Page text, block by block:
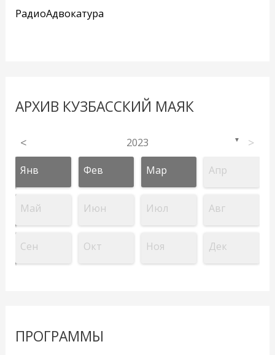
РадиоАдвокатура
АРХИВ КУЗБАССКИЙ МАЯК
< 2023 ▼ >
Янв Фев Мар Апр
Май Июн Июл Авг
Сен Окт Ноя Дек
ПРОГРАММЫ